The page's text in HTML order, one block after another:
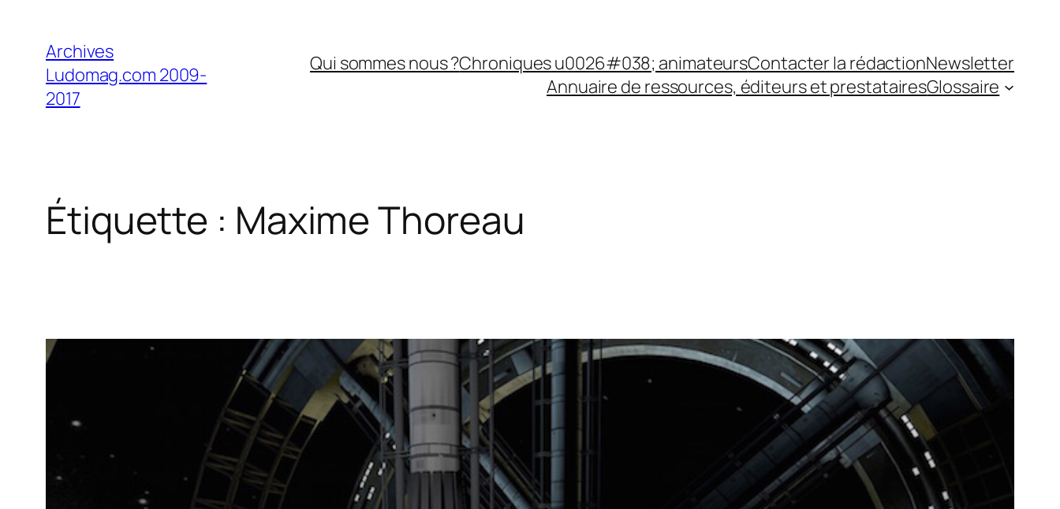
contenu
Archives
Ludomag.com 2009-
2017
Qui sommes nous ?Chroniques u0026#038; animateursContacter la rédactionNewsletter
Annuaire de ressources, éditeurs et prestatairesGlossaire
Étiquette : Maxime Thoreau